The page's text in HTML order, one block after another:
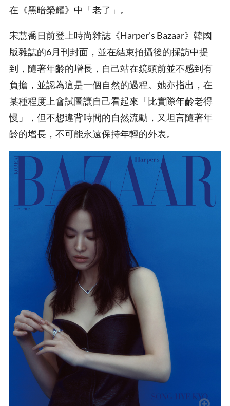
在《黑暗榮耀》中「老了」。
宋慧喬日前登上時尚雜誌《Harper's Bazaar》韓國
版雜誌的6月刊封面，並在結束拍攝後的採訪中提
到，隨著年齡的增長，自己站在鏡頭前並不感到有
負擔，並認為這是一個自然的過程。她亦指出，在
某種程度上會試圖讓自己看起來「比實際年齡老得
慢」，但不想違背時間的自然流動，又坦言隨著年
齡的增長，不可能永遠保持年輕的外表。